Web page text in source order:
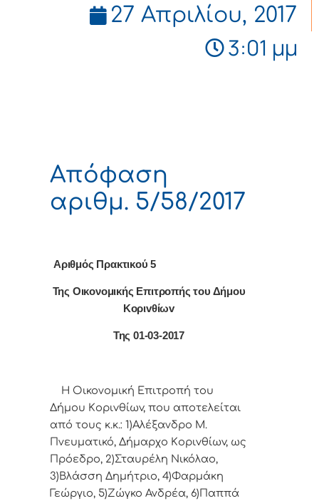
27 Απριλίου, 2017
3:01 μμ
Απόφαση
αριθμ. 5/58/2017
Αριθμός Πρακτικού 5
Της Οικονομικής Επιτρoπής τoυ Δήμoυ
Κoριvθίωv
Της 01-03-2017
Η Οικονομική Επιτρoπή τoυ
Δήμoυ Κoριvθίωv, πoυ απoτελείται
από τoυς κ.κ.: 1)Αλέξανδρο Μ.
Πνευματικό, Δήμαρχo Κoριvθίωv, ως
Πρόεδρo, 2)Σταυρέλη Νικόλαο,
3)Βλάσση Δημήτριο, 4)Φαρμάκη
Γεώργιο, 5)Ζώγκο Ανδρέα, 6)Παππά